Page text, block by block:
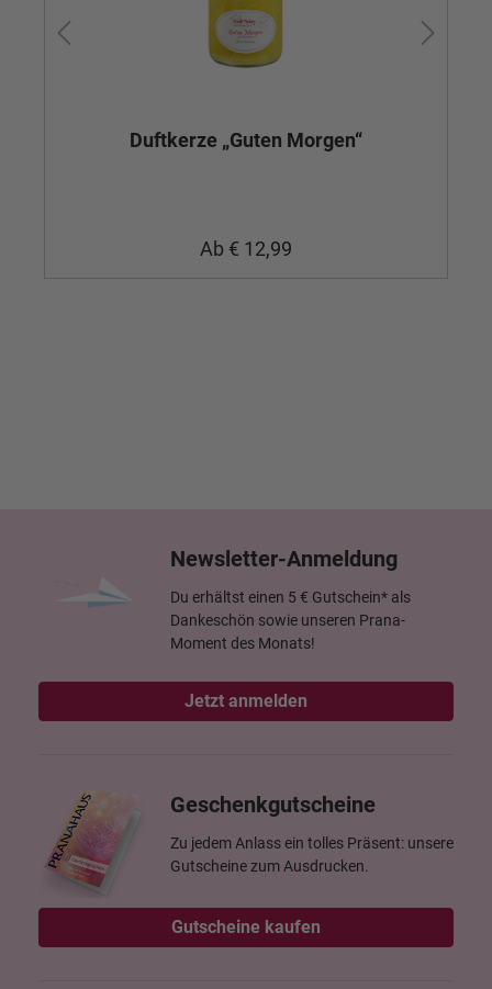
Duftkerze „Guten Morgen“
Ab € 12,99
Newsletter-Anmeldung
Du erhältst einen 5 € Gutschein* als
Dankeschön sowie unseren Prana-
Moment des Monats!
Jetzt anmelden
Geschenkgutscheine
Zu jedem Anlass ein tolles Präsent: unsere
Gutscheine zum Ausdrucken.
Gutscheine kaufen